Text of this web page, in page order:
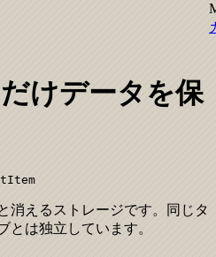
けデータを保
消えるストレージです。同じタ
とは独立しています。